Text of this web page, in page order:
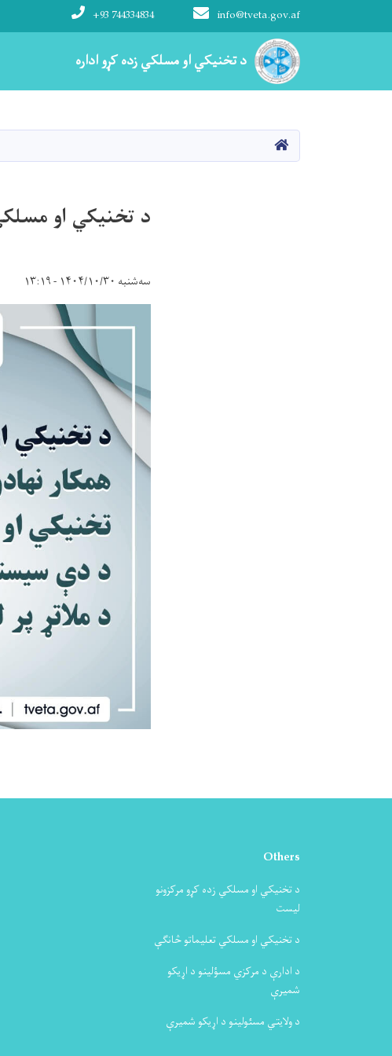
د تخنیکي او مسلکي زده کړو اداره
info@tveta.gov.af
+93 744334834
Main navigation
د تخنیکي او مسلکي زده کړو اداره
کور
د تخنیکي او
سه‌شنبه ۱۴۰۴/۱۰/۳۰ - ۱۳:۱۹
Others
د تخنیکي او مسلکي زده کړو مرکزونو
لیست
د تخنیکي او مسلکي تعلیماتو څانګې
د ادارې د مرکزي مسؤلینو د اړیکو
شمیرې
د ولایتي مسئولینو د اړیکو شمیرې